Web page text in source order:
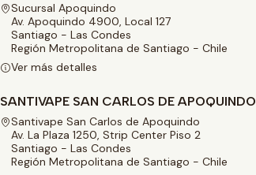
Sucursal Apoquindo
Av. Apoquindo 4900, Local 127
Santiago - Las Condes
Región Metropolitana de Santiago - Chile
Ver más detalles
SANTIVAPE SAN CARLOS DE APOQUINDO
Santivape San Carlos de Apoquindo
Av. La Plaza 1250, Strip Center Piso 2
Santiago - Las Condes
Región Metropolitana de Santiago - Chile